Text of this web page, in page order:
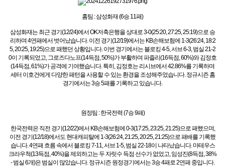
홈팀 : 삼성화재 (6승 11패)
삼성화재는 최근 경기(12/24)에서 OK저축은행을 상대로 3-0(25:20, 27:25, 25:19)으로 승
리하며 4연패에서 벗어났습니다. 이전 경기(12/19)에서는 KB손해보험에 1-3(26:24, 18:2
5, 20:25, 19:25)으로 패했던 상황입니다. 이번 경기에서는 블로킹 4-5, 서브 6-3, 범실 21-2
0이 기록되었고, 그로즈다노프(14득점, 50%)가 부활하며 파즐리(16득점, 60%)와 김정호
(14득점, 61%)가 공격에 기여했습니다. 특히, 김정호는 리시브에서 42.86%를 기록하며
세터 이호건에게 다양한 패턴을 사용할 수 있는 환경을 조성해주었습니다. 정규시즌 홈
경기에서는 3승 5패를 기록하고 있습니다.
원정팀 : 한국전력 (7승 9패)
한국전력은 직전 경기(12/22)에서 KB손해보험에 0-3(17:25, 23:25, 21:25)으로 패했으며,
이전 경기(12/18)에서도 현대캐피탈에 1-3(26:24, 21:25, 20:25, 21:25)으로 패배를 기록했
습니다. 4연패 흐름 속에서 블로킹 7-11, 서브 1-5, 범실 22-18이 나타났습니다. 마테우스
크라우척(13득점, 40%)을 제외하고는 두 자릿수 득점 선수가 없었고, 임성진(8득점, 38%
- 범실 6개)은 범실이 많았습니다. 정규시즌 원정경기에서는 3승 4패로 2연패 중입니다.